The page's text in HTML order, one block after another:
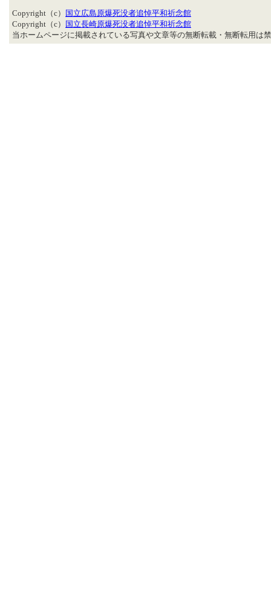
Copyright（c）
国立広島原爆死没者追悼平和祈念館
Copyright（c）
国立長崎原爆死没者追悼平和祈念館
当ホームページに掲載されている写真や文章等の無断転載・無断転用は